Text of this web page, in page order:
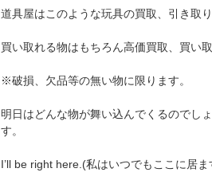
道具屋はこのような玩具の買取、引き取
買い取れる物はもちろん高価買取、買い
※破損、欠品等の無い物に限ります。
明日はどんな物が舞い込んでくるのでし
す。
I’ll be right here.(私はいつでもここに居ま